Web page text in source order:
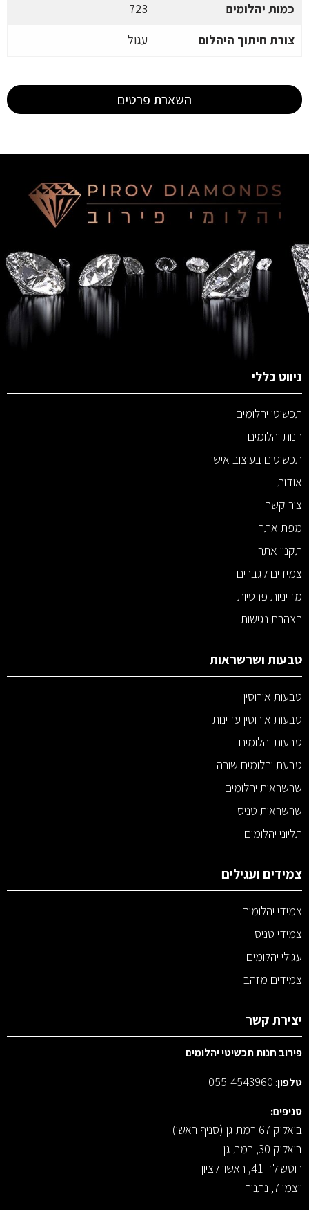
כמות יהלומים
723
צורת חיתוך היהלום
עגול
השארת פרטים
ניווט כללי
תכשיטי יהלומים
חנות יהלומים
תכשיטים בעיצוב אישי
אודות
צור קשר
מפת אתר
תקנון אתר
צמידים לגברים
מדיניות פרטיות
הצהרת נגישות
טבעות ושרשראות
טבעות אירוסין
טבעות אירוסין עדינות
טבעות יהלומים
טבעת יהלומים שורה
שרשראות יהלומים
שרשראות טניס
תליוני יהלומים
צמידים ועגילים
צמידי יהלומים
צמידי טניס
עגילי יהלומים
צמידים מזהב
יצירת קשר
פירוב חנות תכשיטי יהלומים
טלפון:
055-4543960
סניפים:
ביאליק 67 רמת גן (סניף ראשי)
ביאליק 30, רמת גן
רוטשילד 41, ראשון לציון
ויצמן 7, נתניה